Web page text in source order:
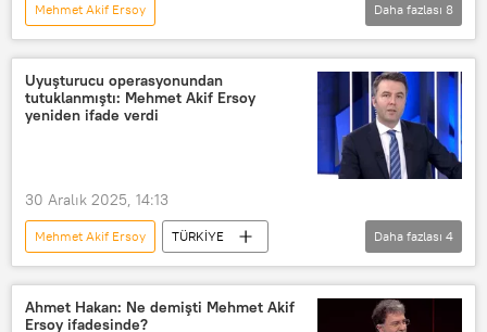
Mehmet Akif Ersoy
MUSTAFA HOŞ İLE YOL ARKADAŞI
Türkiye
Haberler
Radyo Sputnik
Buca Belediyesi
Daha fazlası 8
Uyuşturucu operasyonundan
tutuklanmıştı: Mehmet Akif Ersoy
yeniden ifade verdi
30 Aralık 2025, 14:13
Mehmet Akif Ersoy
TÜRKİYE
Çağlayan Adliyesi
Silivri Cezaevi
Uyuşturucu
Uyuşturucu operasyonu
Daha fazlası 4
Ahmet Hakan: Ne demişti Mehmet Akif
Ersoy ifadesinde?